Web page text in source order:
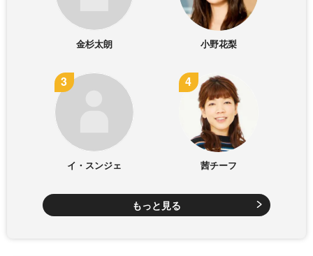
金杉太朗 小野花梨
イ・スンジェ 茜チーフ
もっと見る